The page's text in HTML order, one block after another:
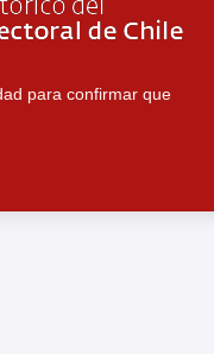
para confirmar que